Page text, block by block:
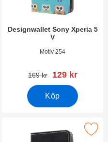
Designwallet Sony Xperia 5
V
Art. nr 49336Motiv 254
tidigare pris
169 kr rea pris
129 kr
Köp
5 V som favorit
Makera designwallet Sony